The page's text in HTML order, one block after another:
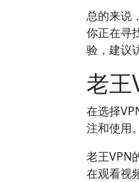
总的来说
你正在寻
验，建议
老王
在选择
注和使用
老王VPN
在观看视